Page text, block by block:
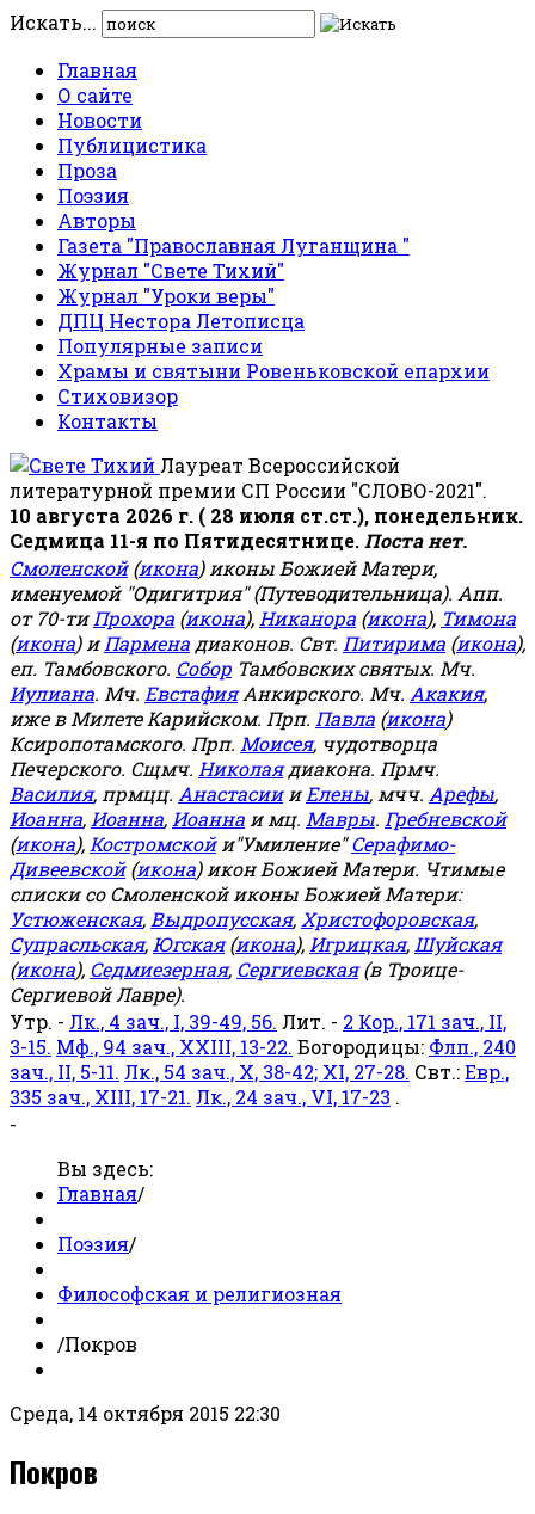
Искать...
Главная
О сайте
Новости
Публицистика
Проза
Поэзия
Авторы
Газета "Православная Луганщина "
Журнал "Свете Тихий"
Журнал "Уроки веры"
ДПЦ Нестора Летописца
Популярные записи
Храмы и святыни Ровеньковской епархии
Стиховизор
Контакты
Лауреат Всероссийской
литературной премии СП России "СЛОВО-2021".
10 августа 2026 г. ( 28 июля ст.ст.), понедельник.
Седмица 11-я по Пятидесятнице. Поста нет.
Смоленской(икона) иконы Божией Матери,
именуемой "Одигитрия" (Путеводительница). Апп.
от 70-тиПрохора (икона), Никанора (икона), Тимона
(икона) иПармена диаконов. Свт. Питирима (икона),
еп. Тамбовского. Собор Тамбовских святых. Мч.
Иулиана. Мч. ЕвстафияАнкирского. Мч. Акакия,
иже в Милете Карийском. Прп. Павла (икона)
Ксиропотамского. Прп. Моисея, чудотворца
Печерского. Сщмч. Николаядиакона. Прмч.
Василия, прмцц. АнастасиииЕлены, мчч. Арефы,
Иоанна, Иоанна, Иоанна и мц. Мавры. Гребневской
(икона), Костромскойи"Умиление"Серафимо-
Дивеевской(икона) икон Божией Матери. Чтимые
списки со Смоленской иконы Божией Матери:
Устюженская, Выдропусская, Христофоровская,
Супрасльская, Югская(икона), Игрицкая, Шуйская
(икона), Седмиезерная, Сергиевская(в Троице-
Сергиевой Лавре).
Утр. - Лк., 4 зач., I, 39-49, 56. Лит. - 2 Кор., 171 зач., II,
3-15. Мф., 94 зач., XXIII, 13-22. Богородицы: Флп., 240
зач., II, 5-11. Лк., 54 зач., X, 38-42; XI, 27-28. Свт.:Евр.,
335 зач., XIII, 17-21. Лк., 24 зач., VI, 17-23 .
-
Вы здесь:
Главная/
Поэзия/
Философская и религиозная
/Покров
Среда, 14 октября 2015 22:30
Покров